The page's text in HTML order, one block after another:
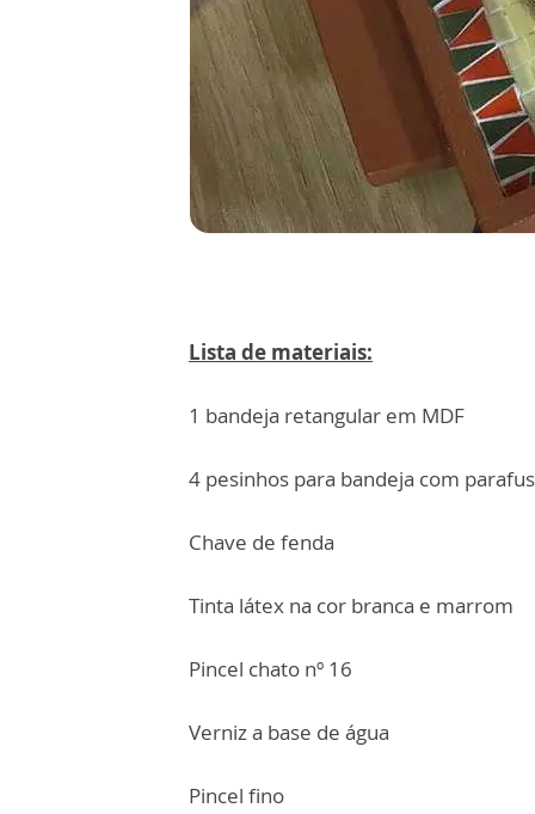
Lista de materiais:
1 bandeja retangular em MDF
4 pesinhos para bandeja com
Chave de fenda
Tinta látex na cor branca e marrom
Pincel chato nº 16
Verniz a base de água
Pincel fino